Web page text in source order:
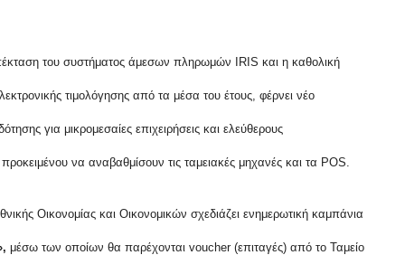
του συστήματος άμεσων πληρωμών IRIS και η καθολική
τιμολόγησης από τα μέσα του έτους, φέρνει νέο
για μικρομεσαίες επιχειρήσεις και ελεύθερους
να αναβαθμίσουν τις ταμειακές μηχανές και τα POS.
Οικονομίας και Οικονομικών σχεδιάζει ενημερωτική καμπάνια
μέσω των οποίων θα παρέχονται voucher (επιταγές) από το Ταμείο